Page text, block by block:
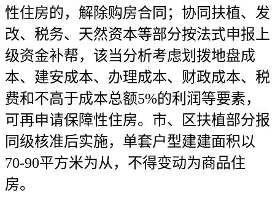
性住房的，解除购房合同；协同扶植、发
改、税务、天然资本等部分按法式申报上
级资金补帮，该当分析考虑划拨地盘成
本、建安成本、办理成本、财政成本、税
费和不高于成本总额5%的利润等要素，
可再申请保障性住房。市、区扶植部分报
同级核准后实施，单套户型建建面积以
70-90平方米为从，不得变动为商品住
房。